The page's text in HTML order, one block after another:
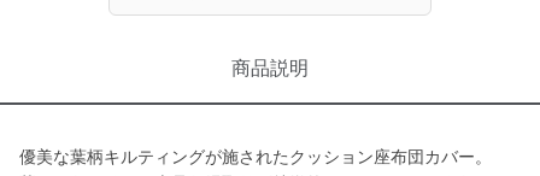
商品説明
優美な葉柄キルティングが施されたクッション座布団カバー。